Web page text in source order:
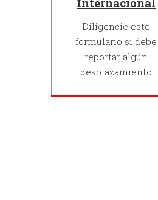
Diligencie este
formulario si debe
reportar algún
desplazamiento